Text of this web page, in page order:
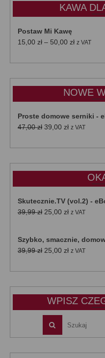
KAWA
Postaw Mi Kawę
15,00 zł – 50,00 złZakres
od
do
50,00 zł
z VAT
NOWE
Proste domowe serniki -
47,00zł Pierwotna
wynosiła:
39,00 złAktualna
wynosi:
z VAT
Skutecznie.TV (vol.2) -
39,99zł Pierwotna
39,99 zł.
25,00 złAktualna
25,00 zł.
z VAT
Szybko, smacznie,
39,99zł Pierwotna
wynosiła:
25,00 złAktualna
wynosi:
z VAT
WPISZ